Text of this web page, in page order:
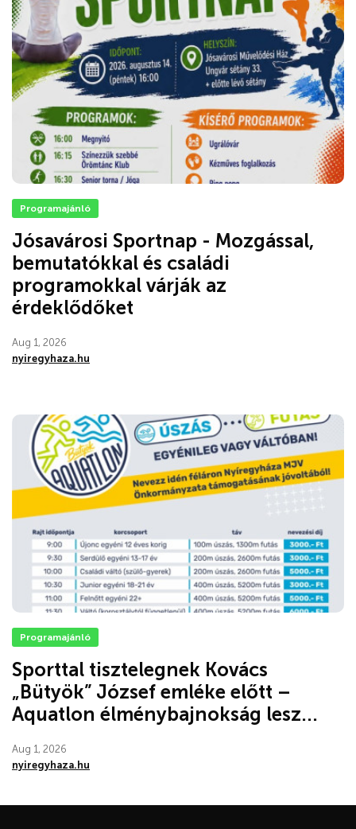
Programajánló
Jósavárosi Sportnap - Mozgással,
bemutatókkal és családi
programokkal várják az
érdeklődőket
Aug 1, 2026
nyiregyhaza.hu
Programajánló
Sporttal tisztelegnek Kovács
„Bütyök” József emléke előtt –
Aquatlon élménybajnokság lesz...
Aug 1, 2026
nyiregyhaza.hu